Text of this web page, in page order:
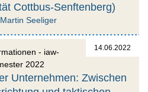
Cottbus-Senftenberg)
Seeliger
14.06.2022
- iaw-
2022
Unternehmen: Zwischen